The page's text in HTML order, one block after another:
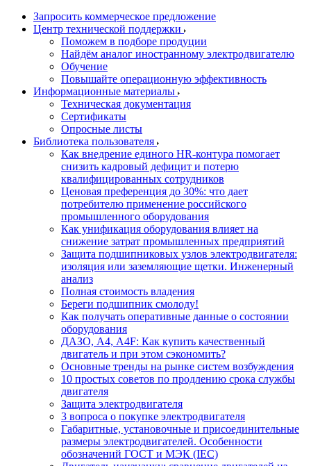
Запросить коммерческое предложение
Центр технической поддержки
Поможем в подборе продуции
Найдём аналог иностранному электродвигателю
Обучение
Повышайте операционную эффективность
Информационные материалы
Техническая документация
Сертификаты
Опросные листы
Библиотека пользователя
Как внедрение единого HR-контура помогает
снизить кадровый дефицит и потерю
квалифицированных сотрудников
Ценовая преференция до 30%: что дает
потребителю применение российского
промышленного оборудования
Как унификация оборудования влияет на
снижение затрат промышленных предприятий
Защита подшипниковых узлов электродвигателя:
изоляция или заземляющие щетки. Инженерный
анализ
Полная стоимость владения
Береги подшипник смолоду!
Как получать оперативные данные о состоянии
оборудования
ДАЗО, А4, А4F: Как купить качественный
двигатель и при этом сэкономить?
Основные тренды на рынке систем возбуждения
10 простых советов по продлению срока службы
двигателя
Защита электродвигателя
3 вопроса о покупке электродвигателя
Габаритные, установочные и присоединительные
размеры электродвигателей. Особенности
обозначений ГОСТ и МЭК (IEC)